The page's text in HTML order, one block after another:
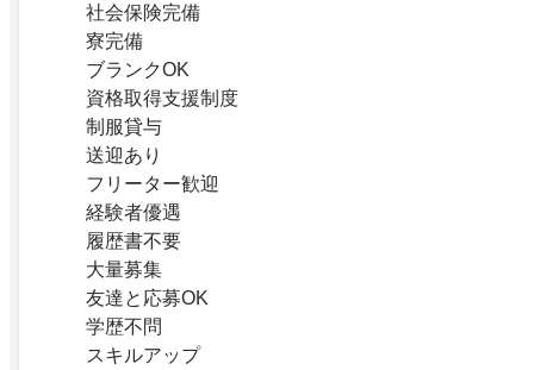
社会保険完備
寮完備
ブランクOK
資格取得支援制度
制服貸与
送迎あり
フリーター歓迎
経験者優遇
履歴書不要
大量募集
友達と応募OK
学歴不問
スキルアップ